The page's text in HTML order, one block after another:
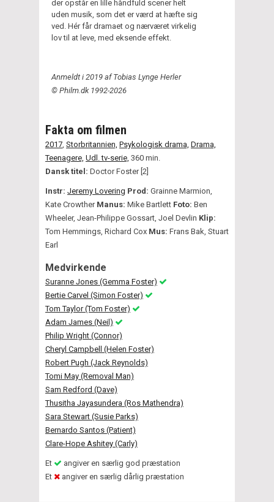
der opstår en lille håndfuld scener helt
uden musik, som det er værd at hæfte sig
ved. Hér får dramaet og nærværet virkelig
lov til at leve, med eksende effekt.
Anmeldt i 2019 af Tobias Lynge Herler
© Philm.dk 1992-2026
Fakta om filmen
2017 Storbritannien, Psykologisk drama, Drama,
Teenagere, Udl. tv-serie, 360 min.
Dansk titel: Doctor Foster [2]
Instr: Jeremy Lovering Prod: Grainne Marmion,
Kate Crowther Manus: Mike Bartlett Foto: Ben
Wheeler, Jean-Philippe Gossart, Joel Devlin Klip:
Tom Hemmings, Richard Cox Mus: Frans Bak, Stuart
Earl
Medvirkende
Suranne Jones (Gemma Foster)
Bertie Carvel (Simon Foster)
Tom Taylor (Tom Foster)
Adam James (Neil)
Philip Wright (Connor)
Cheryl Campbell (Helen Foster)
Robert Pugh (Jack Reynolds)
Tomi May (Removal Man)
Sam Redford (Dave)
Thusitha Jayasundera (Ros Mathendra)
Sara Stewart (Susie Parks)
Bernardo Santos (Patient)
Clare-Hope Ashitey (Carly)
Et
angiver en særlig god præstation
Et
angiver en særlig dårlig præstation